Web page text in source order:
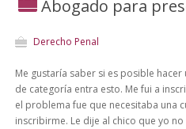
Abogado para
Derecho Penal
Me gustaría saber si es posible
de categoría entra esto. Me fui a
el problema fue que necesitaba una
inscribirme. Le dije al chico que yo